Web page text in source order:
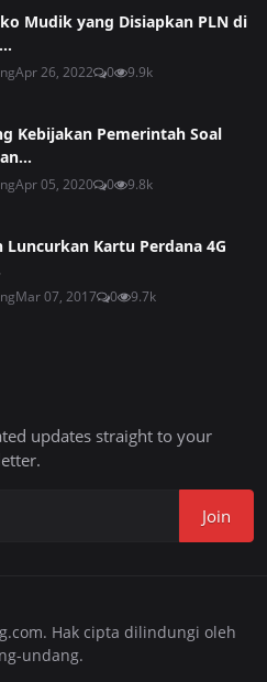
Mudik yang Disiapkan PLN di
Apr 26, 2022 0 9.9k
Kebijakan Pemerintah Soal
Apr 05, 2020 0 9.8k
Luncurkan Kartu Perdana 4G
Mar 07, 2017 0 9.7k
updates straight to your
Join
Hak cipta dilindungi oleh
undang.